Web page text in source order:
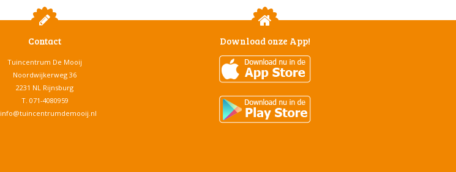
Contact
Tuincentrum De Mooij
Noordwijkerweg 36
2231 NL Rijnsburg
T. 071-4080959
info@tuincentrumdemooij.nl
Download onze App!